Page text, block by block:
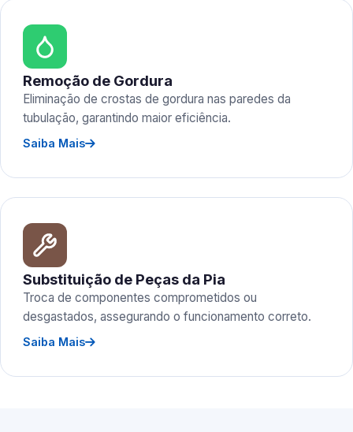
Remoção de Gordura
Eliminação de crostas de gordura nas paredes da
tubulação, garantindo maior eficiência.
Saiba Mais
Substituição de Peças da Pia
Troca de componentes comprometidos ou
desgastados, assegurando o funcionamento correto.
Saiba Mais